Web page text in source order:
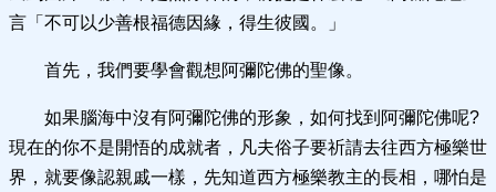
言「不可以少善根福德因緣，得生彼國。」
首先，我們要學會觀想阿彌陀佛的聖像。
如果腦海中沒有阿彌陀佛的形象，如何找到阿彌陀佛呢?
現在的你不是開悟的成就者，凡夫俗子要祈請去往西方極樂世
界，就要像認親戚一樣，先知道西方極樂教主的長相，哪怕是